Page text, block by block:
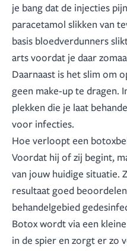
je bang dat de injecties
paracetamol slikken van
basis bloedverdunners
arts voordat je daar
Daarnaast is het slim om
geen make-up te dragen.
plekken die je laat
voor infecties.
Hoe verloopt een
Voordat hij of zij begint,
van jouw huidige situatie.
resultaat goed
behandelgebied
Botox wordt via een
in de spier en zorgt er zo